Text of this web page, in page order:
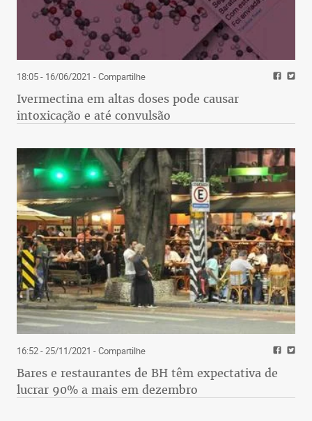
18:05 - 16/06/2021 - Compartilhe
Ivermectina em altas doses pode causar
intoxicação e até convulsão
16:52 - 25/11/2021 - Compartilhe
Bares e restaurantes de BH têm expectativa de
lucrar 90% a mais em dezembro